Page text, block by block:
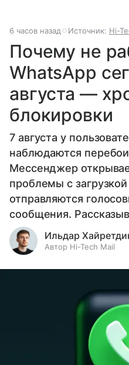
6 часов назад Источник: Hi-
Почему не
WhatsApp
августа —
блокировки
7 августа у
наблюдаются
Мессенджер
проблемы с
отправляются
сообщения.
Ильдар
Автор Hi-Tech Mail